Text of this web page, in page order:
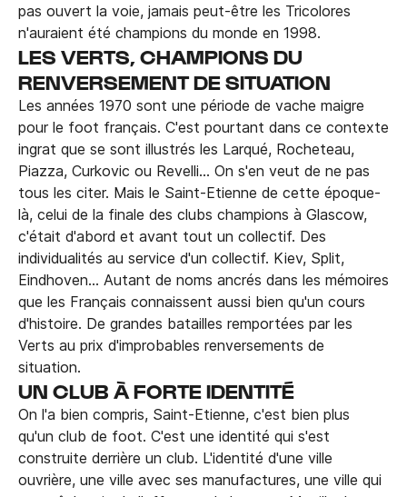
pas ouvert la voie, jamais peut-être les Tricolores
n'auraient été champions du monde en 1998.
LES VERTS, CHAMPIONS DU
RENVERSEMENT DE SITUATION
Les années 1970 sont une période de vache maigre
pour le foot français. C'est pourtant dans ce contexte
ingrat que se sont illustrés les Larqué, Rocheteau,
Piazza, Curkovic ou Revelli... On s'en veut de ne pas
tous les citer. Mais le Saint-Etienne de cette époque-
là, celui de la finale des clubs champions à Glascow,
c'était d'abord et avant tout un collectif. Des
individualités au service d'un collectif. Kiev, Split,
Eindhoven... Autant de noms ancrés dans les mémoires
que les Français connaissent aussi bien qu'un cours
d'histoire. De grandes batailles remportées par les
Verts au prix d'improbables renversements de
situation.
UN CLUB À FORTE IDENTITÉ
On l'a bien compris, Saint-Etienne, c'est bien plus
qu'un club de foot. C'est une identité qui s'est
construite derrière un club. L'identité d'une ville
ouvrière, une ville avec ses manufactures, une ville qui